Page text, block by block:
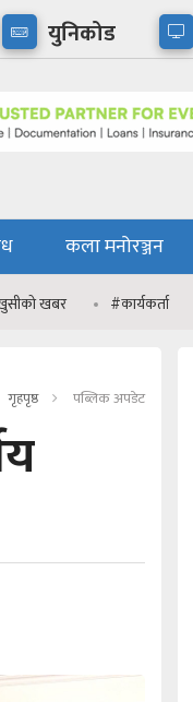
युनिकोड
कला मनोरञ्जन
खबर #कार्यकर्ता
गृहपृष्ठ पब्लिक अपडेट